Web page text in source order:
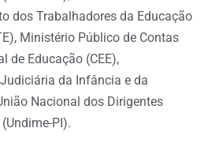
dos Trabalhadores da Educação
Ministério Público de Contas
de Educação (CEE),
da Infância e da
Nacional dos Dirigentes
PI).